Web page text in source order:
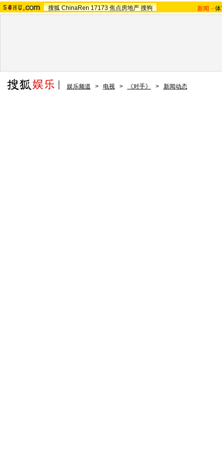
搜狐 ChinaRen 17173 焦点房地产 搜狗 新闻 -
娱乐频道 > 电视 > 《对手》 > 新闻动态